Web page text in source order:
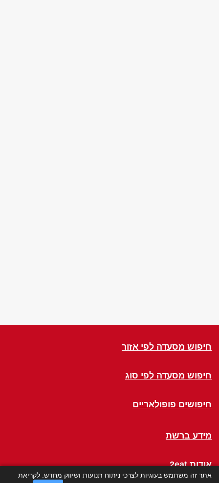
חיפוש מסעדה לפי אזור
חיפוש מסעדה לפי סוג
חיפושים פופולאריים
מידע ברשת
אודות 2eat
אתר זה משתמש בעוגיות לצרכי ניתוח תנועות ושיווק מחדש. לקריאת